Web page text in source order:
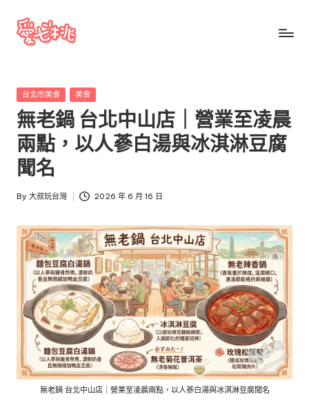
Skip
七
桃
玩
台
灣
桃
玩
台
灣
把
全
景
美
食、
交
通、
車
與
順
遊
資
Posted
台北市美食 美食
無老鍋 台北中山店｜營業至凌晨
兩點，以人蔘白湯與冰淇淋豆腐
聞名
Posted
By 大叔玩台灣 2026 年 6 月 16 日
無老鍋 台北中山店｜營業至凌晨兩點，以人蔘白湯與冰淇淋豆腐聞名